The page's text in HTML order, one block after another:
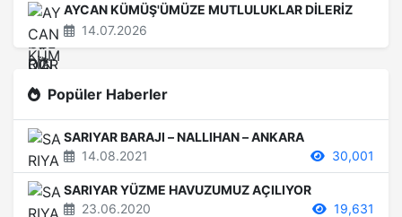
AYCAN KÜMÜŞ'ÜMÜZE MUTLULUKLAR DİLERİZ
14.07.2026
Popüler Haberler
SARIYAR BARAJI – NALLIHAN – ANKARA
14.08.2021
30,001
SARIYAR YÜZME HAVUZUMUZ AÇILIYOR
23.06.2020
19,631